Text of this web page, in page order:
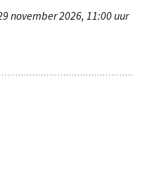
november 2026, 11:00 uur